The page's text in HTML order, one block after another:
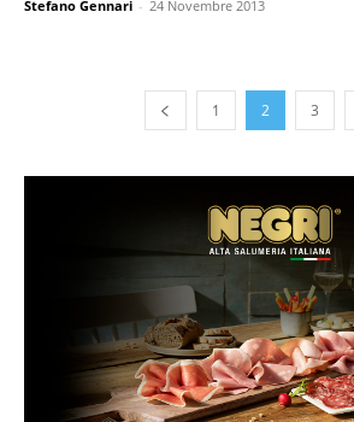
Stefano Gennari - 24 Novembre 2013
1 2 3